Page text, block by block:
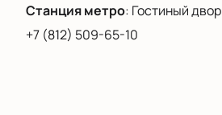
Станция метро: Гостиный двор
+7 (812) 509-65-10